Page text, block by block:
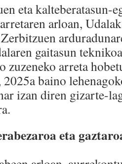
eta kalteberatasun-
arloan,
gaitasun
zuzeneko arreta
baino
izan diren gizarte-
nerabezaroa